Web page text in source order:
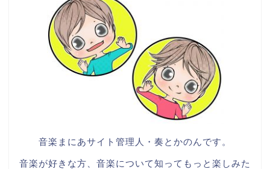
音楽まにあサイト管理人・奏とかのんです。
音楽が好きな方、音楽について知ってもっと楽しみた